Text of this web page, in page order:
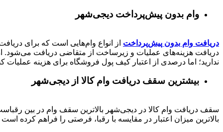
وام بدون پیش‌پرداخت‌ دیجی‌شهر
دریافت وام بدون پیش‌پرداخت از انواع وام‌هایی است که برای
دریافت هزینه‌های عملیات و زیرساخت از متقاضی دریافت می‌شود.
ندارید؛ اما درصدی از اعتبار کیف پول فروشگاه برای هزینه
بیشترین سقف دریافت وام کالا از دیجی‌شهر
بالاترین میزان اعتبار در مقایسه با رقبا، فرصتی را فراهم کرده است تا بتوانید متناسب با رتبه اعتباری خود